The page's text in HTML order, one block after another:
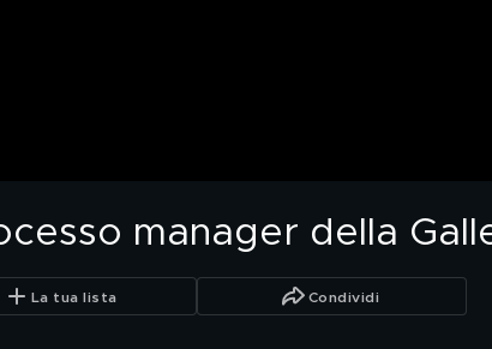
manager della
La tua lista Condividi